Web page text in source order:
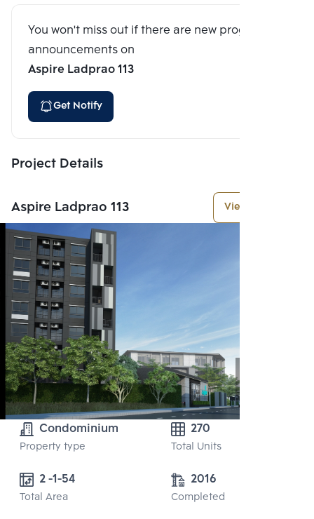
You won't miss out if there are new program
announcements on
Aspire Ladprao 113
Get Notify
Project Details
Aspire Ladprao 113 View More
Condominium
Property type
270
Total Units
2 -1-54
Total Area
2016
Completed